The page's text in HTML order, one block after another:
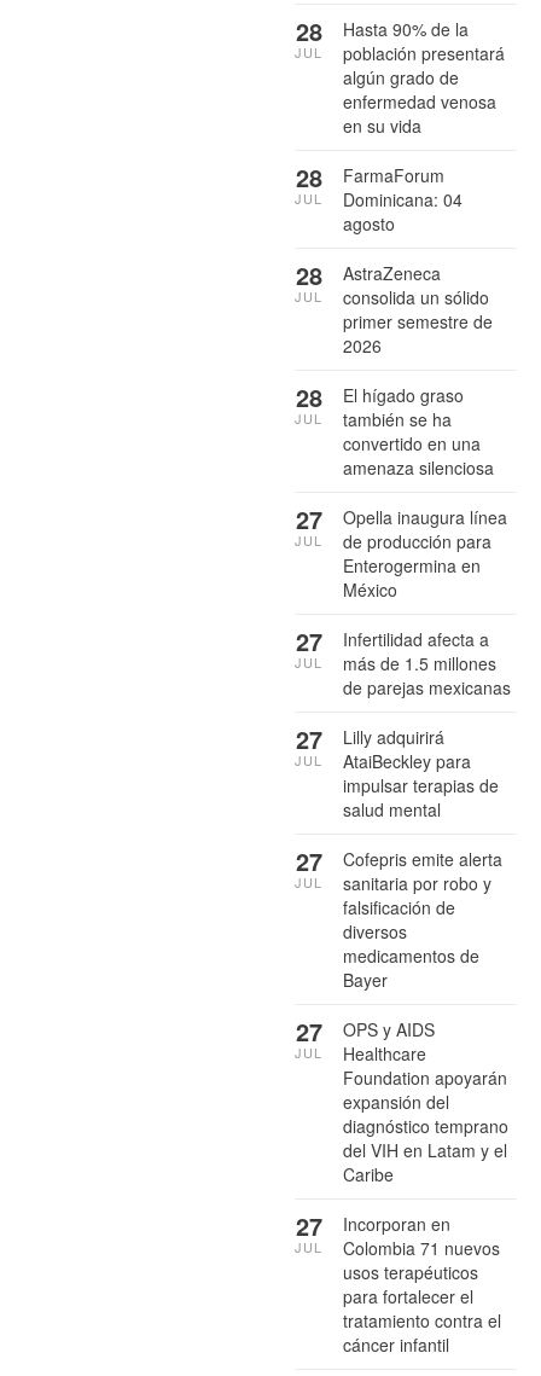
Hasta 90% de la
población presentará
algún grado de
enfermedad venosa
en su vida
28
JUL
FarmaForum
Dominicana: 04
agosto
28
JUL
AstraZeneca
consolida un sólido
primer semestre de
2026
28
JUL
El hígado graso
también se ha
convertido en una
amenaza silenciosa
28
JUL
Opella inaugura línea
de producción para
Enterogermina en
México
27
JUL
Infertilidad afecta a
más de 1.5 millones
de parejas mexicanas
27
JUL
Lilly adquirirá
AtaiBeckley para
impulsar terapias de
salud mental
27
JUL
Cofepris emite alerta
sanitaria por robo y
falsificación de
diversos
medicamentos de
Bayer
27
JUL
OPS y AIDS
Healthcare
Foundation apoyarán
expansión del
diagnóstico temprano
del VIH en Latam y el
Caribe
27
JUL
Incorporan en
Colombia 71 nuevos
usos terapéuticos
para fortalecer el
tratamiento contra el
cáncer infantil
27
JUL